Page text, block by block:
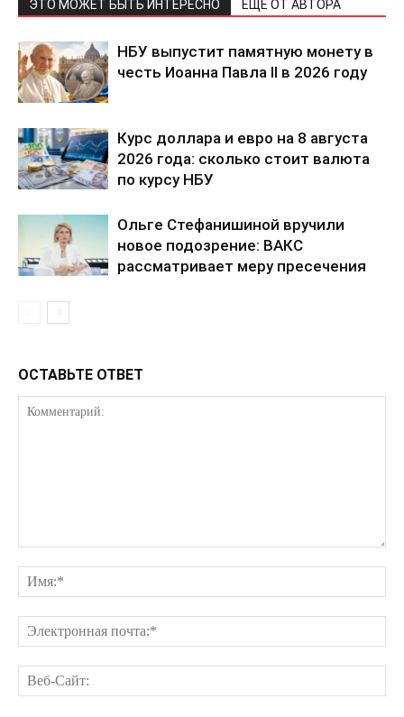
ЭТО МОЖЕТ БЫТЬ ИНТЕРЕСНО ЕЩЕ ОТ АВТОРА
НБУ выпустит памятную монету в
честь Иоанна Павла II в 2026 году
Курс доллара и евро на 8 августа
2026 года: сколько стоит валюта
по курсу НБУ
Ольге Стефанишиной вручили
новое подозрение: ВАКС
рассматривает меру пресечения
ОСТАВЬТЕ ОТВЕТ